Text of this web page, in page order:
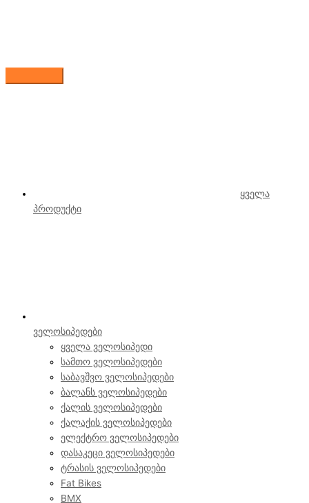
ყველა
პროდუქტი
ველოსიპედები
ყველა ველოსიპედი
სამთო ველოსიპედები
საბავშვო ველოსიპედები
ბალანს ველოსიპედები
ქალის ველოსიპედები
ქალაქის ველოსიპედები
ელექტრო ველოსიპედები
დასაკეცი ველოსიპედები
ტრასის ველოსიპედები
Fat Bikes
BMX